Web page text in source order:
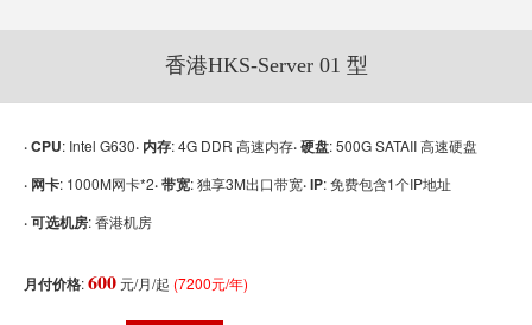
香港HKS-Server 01 型
· CPU: Intel G630· 内存: 4G DDR 高速内存· 硬盘: 500G SATAII 高速硬盘
· 网卡: 1000M网卡*2· 带宽: 独享3M出口带宽· IP: 免费包含1个IP地址
· 可选机房: 香港机房
月付价格:600元/月/起 (7200元/年)